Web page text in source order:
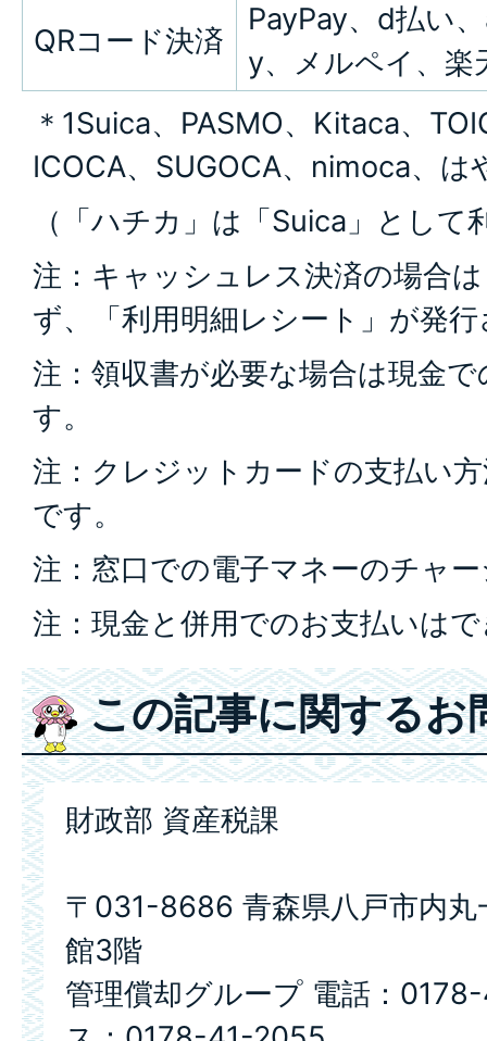
QRコード決済
PayPay、d払い
y、メルペイ、楽
＊1Suica、PASMO、Kitaca、
ICOCA、SUGOCA、nimoca、は
（「ハチカ」は「Suica」として
注：キャッシュレス決済の場合
ず、「利用明細レシート」が発
注：領収書が必要な場合は現金
す。
注：クレジットカードの支払い
です。
注：窓口での電子マネーのチャ
注：現金と併用でのお支払いは
この記事に関するお
財政部 資産税課
〒031-8686 青森県八戸市内丸
館3階
管理償却グループ 電話：